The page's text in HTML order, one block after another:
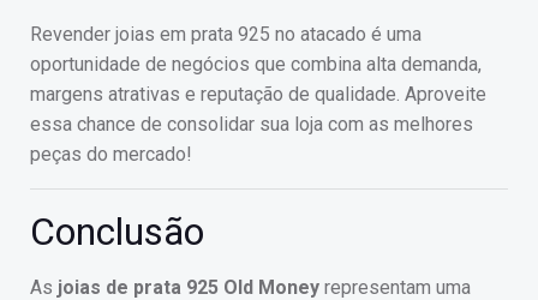
Revender joias em prata 925 no atacado é uma
oportunidade de negócios que combina alta demanda,
margens atrativas e reputação de qualidade. Aproveite
essa chance de consolidar sua loja com as melhores
peças do mercado!
Conclusão
As joias de prata 925 Old Money representam uma